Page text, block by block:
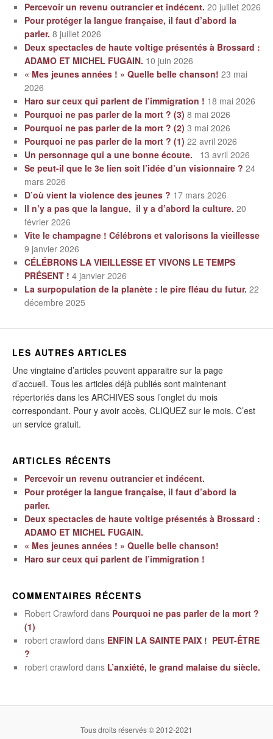
Percevoir un revenu outrancier et indécent. 20 juillet 2026
Pour protéger la langue française, il faut d’abord la
parler. 8 juillet 2026
Deux spectacles de haute voltige présentés à Brossard :
ADAMO ET MICHEL FUGAIN. 10 juin 2026
« Mes jeunes années ! » Quelle belle chanson! 23 mai
2026
Haro sur ceux qui parlent de l’immigration ! 18 mai 2026
Pourquoi ne pas parler de la mort ? (3) 8 mai 2026
Pourquoi ne pas parler de la mort ? (2) 3 mai 2026
Pourquoi ne pas parler de la mort ? (1) 22 avril 2026
Un personnage qui a une bonne écoute.
13 avril 2026
Se peut-il que le 3e lien soit l’idée d’un visionnaire ? 24
mars 2026
D’où vient la violence des jeunes ? 17 mars 2026
Il n’y a pas que la langue, il y a d’abord la culture. 20
février 2026
Vite le champagne ! Célébrons et valorisons la vieillesse
9 janvier 2026
CÉLÉBRONS LA VIEILLESSE ET VIVONS LE TEMPS
PRÉSENT ! 4 janvier 2026
La surpopulation de la planète : le pire fléau du futur. 22
décembre 2025
LES AUTRES ARTICLES
Une vingtaine d’articles peuvent apparaitre sur la page
d’accueil. Tous les articles déjà publiés sont maintenant
répertoriés dans les ARCHIVES sous l’onglet du mois
correspondant. Pour y avoir accès, CLIQUEZ sur le mois. C’est
un service gratuit.
ARTICLES RÉCENTS
Percevoir un revenu outrancier et indécent.
Pour protéger la langue française, il faut d’abord la
parler.
Deux spectacles de haute voltige présentés à Brossard :
ADAMO ET MICHEL FUGAIN.
« Mes jeunes années ! » Quelle belle chanson!
Haro sur ceux qui parlent de l’immigration !
COMMENTAIRES RÉCENTS
Robert Crawford dans Pourquoi ne pas parler de la mort ?
(1)
robert crawford dans ENFIN LA SAINTE PAIX ! PEUT-ÊTRE
?
robert crawford dans L’anxiété, le grand malaise du siècle.
Tous droits réservés © 2012-2021